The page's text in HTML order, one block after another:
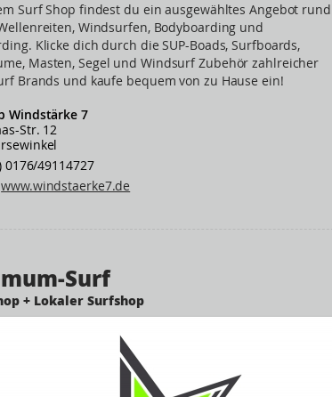
Surf Shop findest du ein ausgewähltes Angebot rund
Windsurfen, Bodyboarding und
Klicke dich durch die SUP-Boads, Surfboards,
Masten, Segel und Windsurf Zubehör zahlreicher
Brands und kaufe bequem von zu Hause ein!
Windstärke 7
Str. 12
0176/49114727
www.windstaerke7.de
Surf
+ Lokaler Surfshop